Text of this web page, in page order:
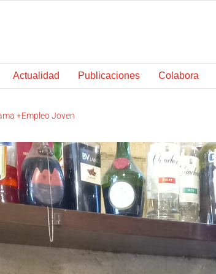
Actualidad Publicaciones Colabora
+Empleo Joven